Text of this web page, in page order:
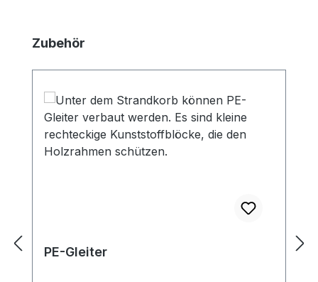
Produktgalerie überspringen
Zubehör
PE-Gleiter